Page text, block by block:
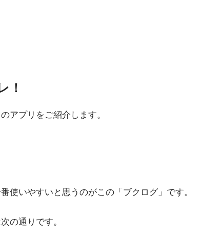
！
アプリをご紹介します。
使いやすいと思うのがこの「ブクログ」です。
の通りです。